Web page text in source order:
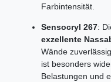
Farbintensität.
Sensocryl 267:
exzellente
Wände
ist besonders
Belastungen und